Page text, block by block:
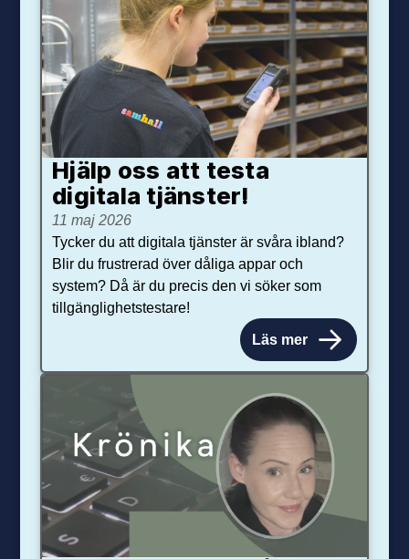
Hjälp oss att testa
digitala tjänster!
11 maj 2026
Tycker du att digitala tjänster är svåra ibland?
Blir du frustrerad över dåliga appar och
system? Då är du precis den vi söker som
tillgänglighetstestare!
Läs mer